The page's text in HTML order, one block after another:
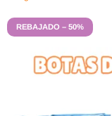
REBAJADO – 50%